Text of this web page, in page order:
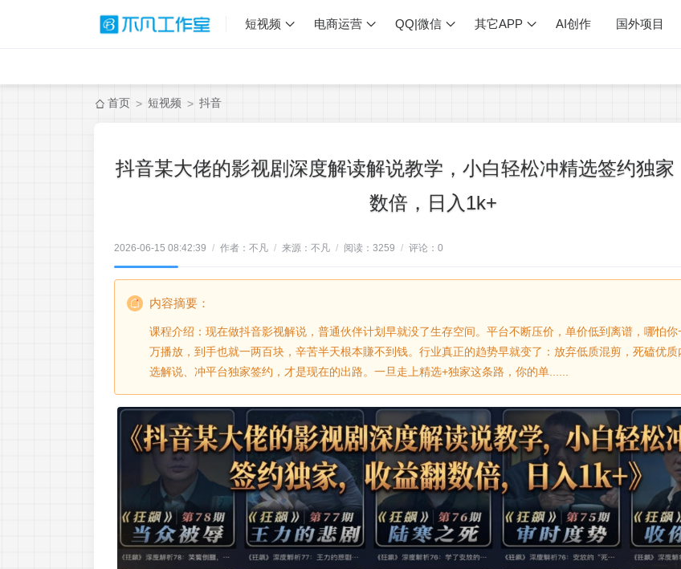
短视频 电商运营 QQ|微信 其它APP AI创作 国外项目
首页 > 短视频 > 抖音
抖音某大佬的影视剧深度解读解说教学，小白轻松冲精选签约独家
数倍，日入1k+
2026-06-15 08:42:39 / 作者：不凡 / 来源：不凡 / 阅读： 3259 / 评论： 0
内容摘要：
课程介绍：现在做抖音影视解说，普通伙伴计划早就没了生存空间。平台不断压价，单价低到离谱，哪怕你
万播放，到手也就一两百块，辛苦半天根本賺不到钱。行业真正的趋势早就变了：放弃低质混剪，死磕优质
选解说、冲平台独家签约，才是现在的出路。一旦走上精选+独家这条路，你的单......